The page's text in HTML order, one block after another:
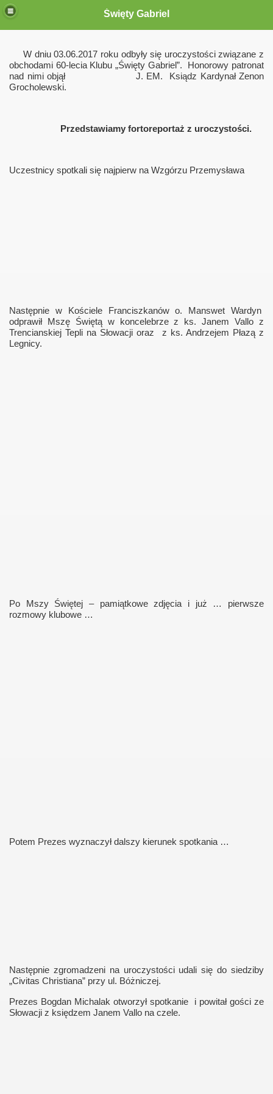
Święty Gabriel
W dniu 03.06.2017 roku odbyły się uroczystości związane z
obchodami 60-lecia Klubu „Święty Gabriel”.
Honorowy patronat
nad nimi objął
J. EM.
Ksiądz Kardynał Zenon
Grocholewski.
Przedstawiamy fortoreportaż z uroczystości.
Uczestnicy spotkali się najpierw na Wzgórzu Przemysława
Następnie w Kościele Franciszkanów o. Manswet Wardyn
odprawił Mszę Świętą w koncelebrze z ks. Janem Vallo z
Trencianskiej Tepli na Słowacji oraz
z ks. Andrzejem Płazą z
Legnicy.
Po Mszy Świętej – pamiątkowe zdjęcia i już … pierwsze
rozmowy klubowe …
Potem Prezes wyznaczył dalszy kierunek spotkania …
Następnie zgromadzeni na uroczystości udali się do siedziby
„Civitas Christiana” przy ul. Bóżniczej.
Prezes Bogdan Michalak otworzył spotkanie
i powitał gości ze
Słowacji z księdzem Janem Vallo na czele.